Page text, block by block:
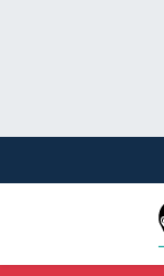
Mersin
Mersin
Mersin
Mersin